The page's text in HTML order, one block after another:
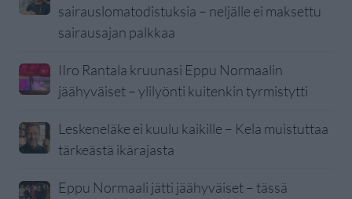
sairauslomatodistuksia – neljälle ei maksettu
sairausajan palkkaa
IIro Rantala kruunasi Eppu Normaalin
jäähyväiset – ylilyönti kuitenkin tyrmistytti
Leskeneläke ei kuulu kaikille – Kela muistuttaa
tärkeästä ikärajasta
Eppu Normaali jätti jäähyväiset – tässä